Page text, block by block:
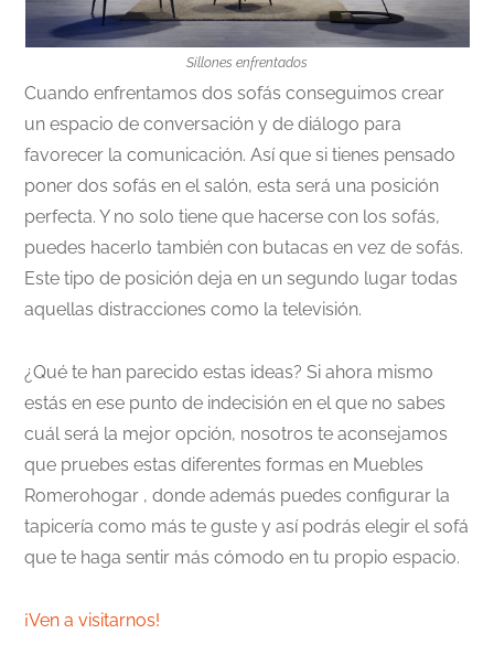
Sillones enfrentados
Cuando enfrentamos dos sofás conseguimos crear
un espacio de conversación y de diálogo para
favorecer la comunicación. Así que si tienes pensado
poner dos sofás en el salón, esta será una posición
perfecta. Y no solo tiene que hacerse con los sofás,
puedes hacerlo también con butacas en vez de sofás.
Este tipo de posición deja en un segundo lugar todas
aquellas distracciones como la televisión.
¿Qué te han parecido estas ideas? Si ahora mismo
estás en ese punto de indecisión en el que no sabes
cuál será la mejor opción, nosotros te aconsejamos
que pruebes estas diferentes formas en Muebles
Romerohogar , donde además puedes configurar la
tapicería como más te guste y así podrás elegir el sofá
que te haga sentir más cómodo en tu propio espacio.
¡Ven a visitarnos!